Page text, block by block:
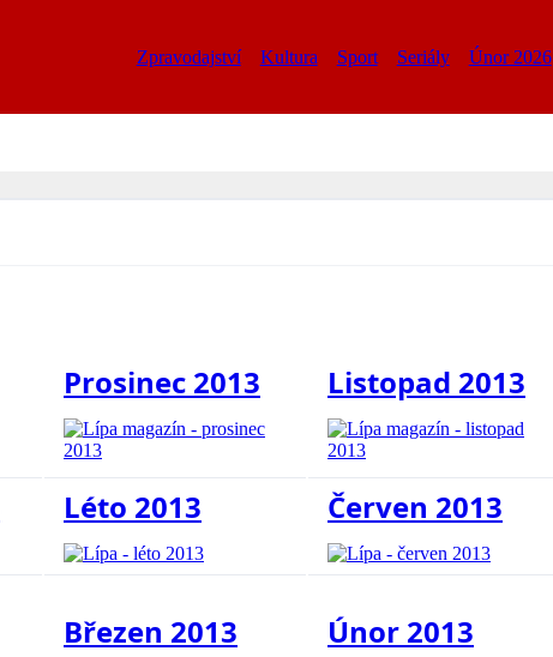
Zpravodajství Kultura Sport Seriály Únor 2026
Prosinec 2013 Listopad 2013
Léto 2013 Červen 2013
Březen 2013 Únor 2013